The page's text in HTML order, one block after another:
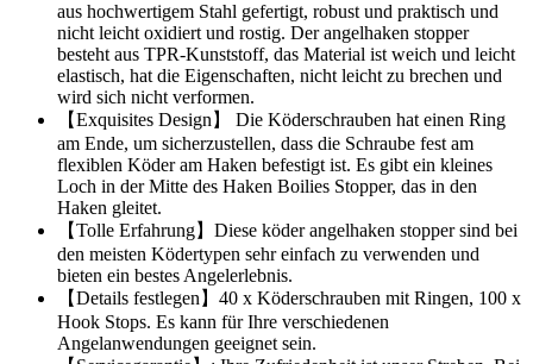
aus hochwertigem Stahl gefertigt, robust und praktisch und
nicht leicht oxidiert und rostig. Der angelhaken stopper
besteht aus TPR-Kunststoff, das Material ist weich und leicht
elastisch, hat die Eigenschaften, nicht leicht zu brechen und
wird sich nicht verformen.
【Exquisites Design】 Die Köderschrauben hat einen Ring
am Ende, um sicherzustellen, dass die Schraube fest am
flexiblen Köder am Haken befestigt ist. Es gibt ein kleines
Loch in der Mitte des Haken Boilies Stopper, das in den
Haken gleitet.
【Tolle Erfahrung】Diese köder angelhaken stopper sind bei
den meisten Ködertypen sehr einfach zu verwenden und
bieten ein bestes Angelerlebnis.
【Details festlegen】40 x Köderschrauben mit Ringen, 100 x
Hook Stops. Es kann für Ihre verschiedenen
Angelanwendungen geeignet sein.